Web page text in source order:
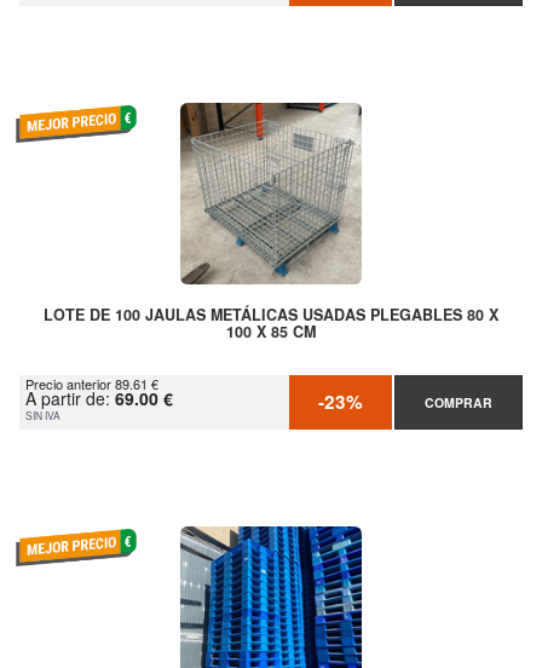
LOTE DE 100 JAULAS METÁLICAS USADAS PLEGABLES 80 X
100 X 85 CM
Precio anterior 89.61 €
A partir de: 69.00 €
SIN IVA -23% COMPRAR